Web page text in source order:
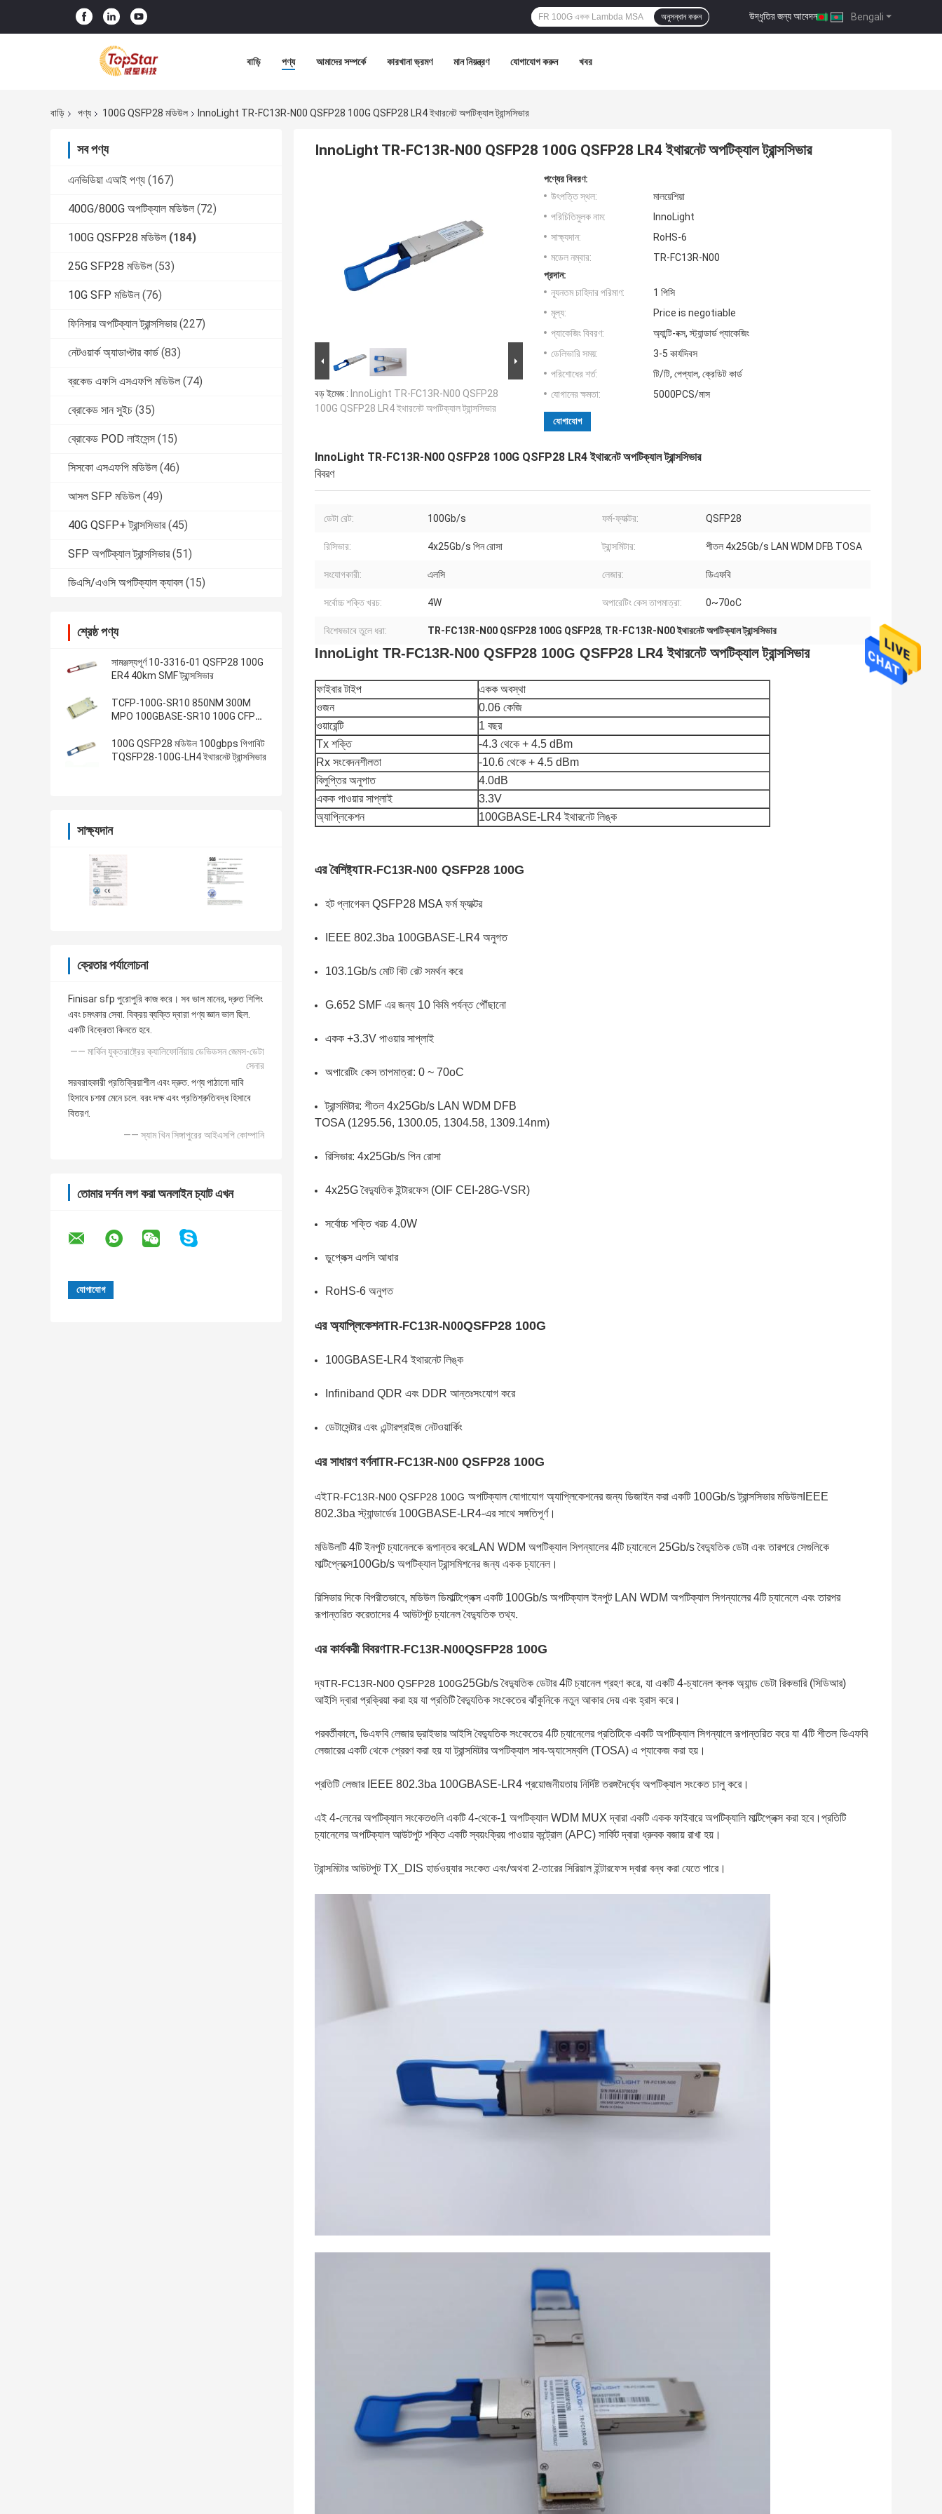
Bengali
উদ্ধৃতির জন্য আবেদন |
অনুসন্ধান করুন
বাড়ি পণ্য আমাদের সম্পর্কে কারখানা ভ্রমণ মান নিয়ন্ত্রণ যোগাযোগ করুন খবর
বাড়ি পণ্য 100G QSFP28 মডিউল InnoLight TR-FC13R-N00 QSFP28 100G QSFP28 LR4 ইথারনেট অপটিক্যাল ট্রান্সসিভার
সব পণ্য
এনভিডিয়া এআই পণ্য (167)
400G/800G অপটিক্যাল মডিউল (72)
100G QSFP28 মডিউল (184)
25G SFP28 মডিউল (53)
10G SFP মডিউল (76)
ফিনিসার অপটিক্যাল ট্রান্সসিভার (227)
নেটওয়ার্ক অ্যাডাপ্টার কার্ড (83)
ব্রকেড এফসি এসএফপি মডিউল (74)
ব্রোকেড সান সুইচ (35)
ব্রোকেড POD লাইসেন্স (15)
সিসকো এসএফপি মডিউল (46)
আসল SFP মডিউল (49)
40G QSFP+ ট্রান্সসিভার (45)
SFP অপটিক্যাল ট্রান্সসিভার (51)
ডিএসি/এওসি অপটিক্যাল ক্যাবল (15)
শ্রেষ্ঠ পণ্য
সামঞ্জস্যপূর্ণ 10-3316-01 QSFP28 100G
ER4 40km SMF ট্রান্সসিভার
TCFP-100G-SR10 850NM 300M
MPO 100GBASE-SR10 100G CFP
100G QSFP28 মডিউল 100gbps গিগাবিট
TQSFP28-100G-LH4 ইথারনেট ট্রান্সসিভার
সাক্ষ্যদান
ক্রেতার পর্যালোচনা
Finisar sfp পুরোপুরি কাজ করে। সব ভাল মানের, দ্রুত শিপিং
এবং চমৎকার সেবা. বিক্রয় ব্যক্তি দ্বারা পণ্য জ্ঞান ভাল ছিল.
একটি বিক্রেতা কিনতে হবে.
—— মার্কিন যুক্তরাষ্ট্রের ক্যালিফোর্নিয়ায় ডেভিডসন জেমস-ডেটা
সেনার
সরবরাহকারী প্রতিক্রিয়াশীল এবং দ্রুত. পণ্য পাঠানো দাবি
হিসাবে চশমা মেনে চলে. বরং দক্ষ এবং প্রতিশ্রুতিবদ্ধ হিসাবে
বিতরণ.
—— স্যাম খিন সিঙ্গাপুরের আইএসপি কোম্পানি
তোমার দর্শন লগ করা অনলাইন চ্যাট এখন
InnoLight TR-FC13R-N00 QSFP28 100G QSFP28 LR4 ইথারনেট অপটিক্যাল ট্রান্সসিভার
বড় ইমেজ : InnoLight TR-FC13R-N00 QSFP28
100G QSFP28 LR4 ইথারনেট অপটিক্যাল ট্রান্সসিভার
পণ্যের বিবরণ:
উৎপত্তি স্থল:
মালয়েশিয়া
পরিচিতিমুলক নাম:
InnoLight
সাক্ষ্যদান:
RoHS-6
মডেল নম্বার:
TR-FC13R-N00
প্রদান:
ন্যূনতম চাহিদার পরিমাণ:
1 পিসি
মূল্য:
Price is negotiable
প্যাকেজিং বিবরণ:
অ্যান্টি-বক্স, স্ট্যান্ডার্ড প্যাকেজিং
ডেলিভারি সময়:
3-5 কার্যদিবস
পরিশোধের শর্ত:
টি/টি, পেপ্যাল, ক্রেডিট কার্ড
যোগানের ক্ষমতা:
5000PCS/মাস
যোগাযোগ
InnoLight TR-FC13R-N00 QSFP28 100G QSFP28 LR4 ইথারনেট অপটিক্যাল ট্রান্সসিভার
বিবরণ
ডেটা রেট: 100Gb/s ফর্ম-ফ্যাক্টর: QSFP28
রিসিভার: 4x25Gb/s পিন রোসা ট্রান্সমিটার: শীতল 4x25Gb/s LAN WDM DFB TOSA
সংযোগকারী: এলসি লেজার: ডিএফবি
সর্বোচ্চ শক্তি খরচ: 4W অপারেটিং কেস তাপমাত্রা: 0~70oC
বিশেষভাবে তুলে ধরা: TR-FC13R-N00 QSFP28 100G QSFP28, TR-FC13R-N00 ইথারনেট অপটিক্যাল ট্রান্সসিভার
InnoLight TR-FC13R-N00 QSFP28 100G QSFP28 LR4 ইথারনেট অপটিক্যাল ট্রান্সসিভার
ফাইবার টাইপ
একক অবস্থা
ওজন
0.06 কেজি
ওয়ারেন্টি
1 বছর
Tx শক্তি
-4.3 থেকে + 4.5 dBm
Rx সংবেদনশীলতা
-10.6 থেকে + 4.5 dBm
বিলুপ্তির অনুপাত
4.0dB
একক পাওয়ার সাপ্লাই
3.3V
অ্যাপ্লিকেশন
100GBASE-LR4 ইথারনেট লিঙ্ক
এর বৈশিষ্ট্যTR-FC13R-N00 QSFP28 100G
হট প্লাগেবল QSFP28 MSA ফর্ম ফ্যাক্টর
IEEE 802.3ba 100GBASE-LR4 অনুগত
103.1Gb/s মোট বিট রেট সমর্থন করে
G.652 SMF এর জন্য 10 কিমি পর্যন্ত পৌঁছানো
একক +3.3V পাওয়ার সাপ্লাই
অপারেটিং কেস তাপমাত্রা: 0 ~ 70oC
ট্রান্সমিটার: শীতল 4x25Gb/s LAN WDM DFB
TOSA (1295.56, 1300.05, 1304.58, 1309.14nm)
রিসিভার: 4x25Gb/s পিন রোসা
4x25G বৈদ্যুতিক ইন্টারফেস (OIF CEI-28G-VSR)
সর্বোচ্চ শক্তি খরচ 4.0W
ডুপ্লেক্স এলসি আধার
RoHS-6 অনুগত
এর অ্যাপ্লিকেশনTR-FC13R-N00QSFP28 100G
100GBASE-LR4 ইথারনেট লিঙ্ক
Infiniband QDR এবং DDR আন্তঃসংযোগ করে
ডেটাসেন্টার এবং এন্টারপ্রাইজ নেটওয়ার্কিং
এর সাধারণ বর্ণনাTR-FC13R-N00 QSFP28 100G
এইTR-FC13R-N00 QSFP28 100G অপটিক্যাল যোগাযোগ অ্যাপ্লিকেশনের জন্য ডিজাইন করা একটি 100Gb/s ট্রান্সসিভার মডিউল IEEE
802.3ba স্ট্যান্ডার্ডের 100GBASE-LR4-এর সাথে সঙ্গতিপূর্ণ।
মডিউলটি 4টি ইনপুট চ্যানেলকে রূপান্তর করেLAN WDM অপটিক্যাল সিগন্যালের 4টি চ্যানেলে 25Gb/s বৈদ্যুতিক ডেটা এবং তারপরে সেগুলিকে
মাল্টিপ্লেক্সে100Gb/s অপটিক্যাল ট্রান্সমিশনের জন্য একক চ্যানেল।
রিসিভার দিকে বিপরীতভাবে, মডিউল ডিমাল্টিপ্লেক্স একটি 100Gb/s অপটিক্যাল ইনপুট LAN WDM অপটিক্যাল সিগন্যালের 4টি চ্যানেলে এবং তারপর
রূপান্তরিত করেতাদের 4 আউটপুট চ্যানেল বৈদ্যুতিক তথ্য.
এর কার্যকরী বিবরণTR-FC13R-N00QSFP28 100G
দ্যTR-FC13R-N00 QSFP28 100G25Gb/s বৈদ্যুতিক ডেটার 4টি চ্যানেল গ্রহণ করে, যা একটি 4-চ্যানেল ক্লক অ্যান্ড ডেটা রিকভারি (সিডিআর)
আইসি দ্বারা প্রক্রিয়া করা হয় যা প্রতিটি বৈদ্যুতিক সংকেতের ঝাঁকুনিকে নতুন আকার দেয় এবং হ্রাস করে।
পরবর্তীকালে, ডিএফবি লেজার ড্রাইভার আইসি বৈদ্যুতিক সংকেতের 4টি চ্যানেলের প্রতিটিকে একটি অপটিক্যাল সিগন্যালে রূপান্তরিত করে যা 4টি শীতল ডিএফবি
লেজারের একটি থেকে প্রেরণ করা হয় যা ট্রান্সমিটার অপটিক্যাল সাব-অ্যাসেম্বলি (TOSA) এ প্যাকেজ করা হয়।
প্রতিটি লেজার IEEE 802.3ba 100GBASE-LR4 প্রয়োজনীয়তায় নির্দিষ্ট তরঙ্গদৈর্ঘ্যে অপটিক্যাল সংকেত চালু করে।
এই 4-লেনের অপটিক্যাল সংকেতগুলি একটি 4-থেকে-1 অপটিক্যাল WDM MUX দ্বারা একটি একক ফাইবারে অপটিক্যালি মাল্টিপ্লেক্স করা হবে।প্রতিটি
চ্যানেলের অপটিক্যাল আউটপুট শক্তি একটি স্বয়ংক্রিয় পাওয়ার কন্ট্রোল (APC) সার্কিট দ্বারা ধ্রুবক বজায় রাখা হয়।
ট্রান্সমিটার আউটপুট TX_DIS হার্ডওয়্যার সংকেত এবং/অথবা 2-তারের সিরিয়াল ইন্টারফেস দ্বারা বন্ধ করা যেতে পারে।